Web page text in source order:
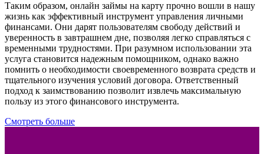
Таким образом, онлайн займы на карту прочно вошли в нашу
жизнь как эффективный инструмент управления личными
финансами. Они дарят пользователям свободу действий и
уверенность в завтрашнем дне, позволяя легко справляться с
временными трудностями. При разумном использовании эта
услуга становится надежным помощником, однако важно
помнить о необходимости своевременного возврата средств и
тщательного изучения условий договора. Ответственный
подход к заимствованию позволит извлечь максимальную
пользу из этого финансового инструмента.
Смотреть больше